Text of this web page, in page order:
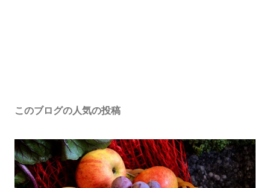
このブログの人気の投稿